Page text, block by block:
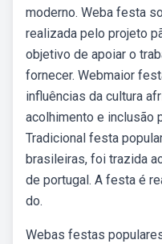
moderno. Weba festa
realizada pelo projeto
objetivo de apoiar o
fornecer. Webmaior
influências da cultura
acolhimento e inclusão
Tradicional festa
brasileiras, foi trazida
de portugal. A festa é
do.
Webas festas